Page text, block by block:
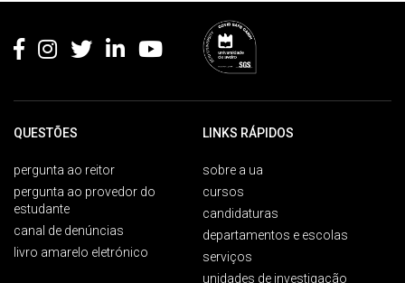
QUESTÕES
pergunta ao reitor
pergunta ao provedor do
estudante
canal de denúncias
livro amarelo eletrónico
LINKS RÁPIDOS
sobre a ua
cursos
candidaturas
departamentos e escolas
serviços
unidades de investigação